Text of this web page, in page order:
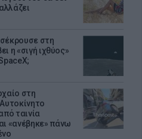
στη
η «σιγή ιχθύος»
στη
ταινία
«ανέβηκε» πάνω